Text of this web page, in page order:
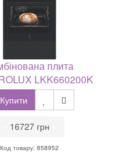
плита
LKK660200K
Купити
16727 грн
Код товару: 858952